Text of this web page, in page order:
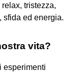
tristezza,
sfida ed energia.
vita?
esperimenti